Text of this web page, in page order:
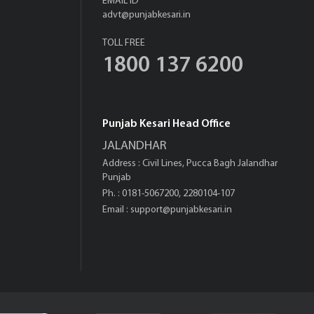
advt@punjabkesari.in
TOLL FREE
1800 137 6200
Punjab Kesari Head Office
JALANDHAR
Address : Civil Lines, Pucca Bagh Jalandhar
Punjab
Ph. : 0181-5067200, 2280104-107
Email : support@punjabkesari.in